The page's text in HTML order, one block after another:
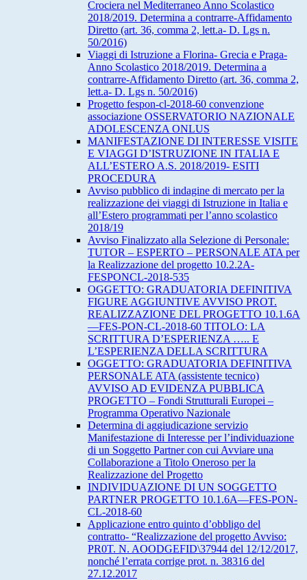
Crociera nel Mediterraneo Anno Scolastico
2018/2019. Determina a contrarre-Affidamento
Diretto (art. 36, comma 2, lett.a- D. Lgs n.
50/2016)
Viaggi di Istruzione a Florina- Grecia e Praga-
Anno Scolastico 2018/2019. Determina a
contrarre-Affidamento Diretto (art. 36, comma 2,
lett.a- D. Lgs n. 50/2016)
Progetto fespon-cl-2018-60 convenzione
associazione OSSERVATORIO NAZIONALE
ADOLESCENZA ONLUS
MANIFESTAZIONE DI INTERESSE VISITE
E VIAGGI D’ISTRUZIONE IN ITALIA E
ALL’ESTERO A.S. 2018/2019- ESITI
PROCEDURA
Avviso pubblico di indagine di mercato per la
realizzazione dei viaggi di Istruzione in Italia e
all’Estero programmati per l’anno scolastico
2018/19
Avviso Finalizzato alla Selezione di Personale:
TUTOR – ESPERTO – PERSONALE ATA per
la Realizzazione del progetto 10.2.2A-
FESPONCL-2018-535
OGGETTO: GRADUATORIA DEFINITIVA
FIGURE AGGIUNTIVE AVVISO PROT.
REALIZZAZIONE DEL PROGETTO 10.1.6A
—FES-PON-CL-2018-60 TITOLO: LA
SCRITTURA D’ESPERIENZA ….. E
L’ESPERIENZA DELLA SCRITTURA
OGGETTO: GRADUATORIA DEFINITIVA
PERSONALE ATA (assistente tecnico)
AVVISO AD EVIDENZA PUBBLICA
PROGETTO – Fondi Strutturali Europei –
Programma Operativo Nazionale
Determina di aggiudicazione servizio
Manifestazione di Interesse per l’individuazione
di un Soggetto Partner con cui Avviare una
Collaborazione a Titolo Oneroso per la
Realizzazione del Progetto
INDIVIDUAZIONE DI UN SOGGETTO
PARTNER PROGETTO 10.1.6A—FES-PON-
CL-2018-60
Applicazione entro quinto d’obbligo del
contratto- “Realizzazione del progetto Avviso:
PR0T. N. AOODGEFID\37944 del 12/12/2017,
nonché l’errata corrige prot. n. 38316 del
27.12.2017